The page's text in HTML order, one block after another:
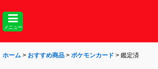
メニュー
ホーム > おすすめ商品 > ポケモンカード > 鑑定済